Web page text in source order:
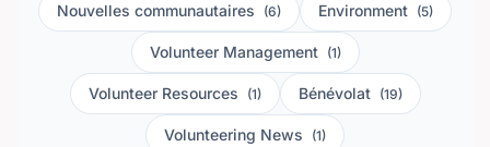
Nouvelles communautaires (6) Environment (5)
Volunteer Management (1)
Volunteer Resources (1) Bénévolat (19)
Volunteering News (1)